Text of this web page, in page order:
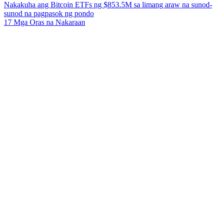
Nakakuha ang Bitcoin ETFs ng $853.5M sa limang araw na sunod-
sunod na pagpasok ng pondo
17 Mga Oras na Nakaraan